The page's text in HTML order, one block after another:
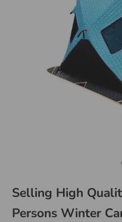
Selling High
Persons Winter